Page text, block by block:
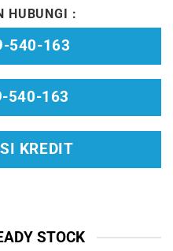
HUBUNGI :
540-163
540-163
KREDIT
STOCK